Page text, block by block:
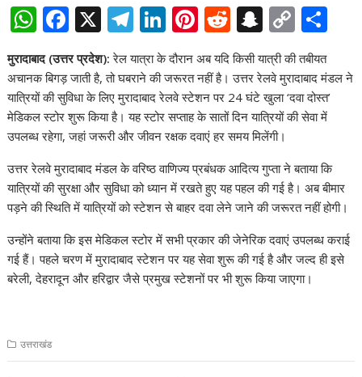
W
h
at
s
A
p
p
F
ac
e
b
o
o
k
X T
el
e
gr
a
m
Li
n
k
e
dI
n
Pi
nt
er
e
st
R
e
d
di
t
S
n
a
p
c
h
at
C
o
p
y
Li
k
ar
e
मुरादाबाद(उत्तर प्रदेश): रेल यात्रा के दौरान अब यदि किसी यात्री की तबीयत
अचानक बिगड़ जाती है, तो घबराने की जरूरत नहीं है। उत्तर रेलवे मुरादाबाद मंडल ने
यात्रियों की सुविधा के लिए मुरादाबाद रेलवे स्टेशन पर 24 घंटे खुला ‘दवा दोस्त’
मेडिकल स्टोर शुरू किया है। यह स्टोर सप्ताह के सातों दिन यात्रियों की सेवा में
उपलब्ध रहेगा, जहां जरूरी और जीवन रक्षक दवाएं हर समय मिलेंगी।
उत्तर रेलवे मुरादाबाद मंडल के वरिष्ठ वाणिज्य प्रबंधक आदित्य गुप्ता ने बताया कि
यात्रियों की सुरक्षा और सुविधा को ध्यान में रखते हुए यह पहल की गई है। अब बीमार
पड़ने की स्थिति में यात्रियों को स्टेशन से बाहर दवा लेने जाने की जरूरत नहीं होगी।
उन्होंने बताया कि इस मेडिकल स्टोर में सभी प्रकार की जेनेरिक दवाएं उपलब्ध कराई
गई हैं। पहले चरण में मुरादाबाद स्टेशन पर यह सेवा शुरू की गई है और जल्द ही इसे
बरेली, देहरादून और हरिद्वार जैसे प्रमुख स्टेशनों पर भी शुरू किया जाएगा।
उत्तराखंड